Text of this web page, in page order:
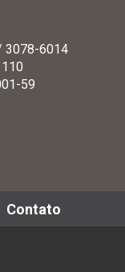
3078-6014
59
Contato